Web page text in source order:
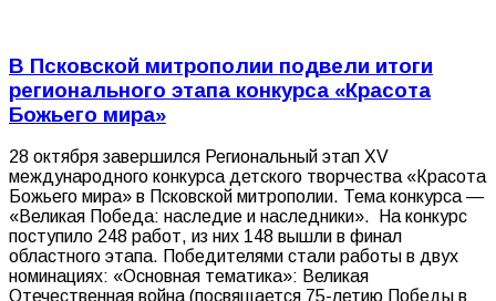
В Псковской митрополии подвели итоги
регионального этапа конкурса «Красота
Божьего мира»
28 октября завершился Региональный этап XV
международного конкурса детского творчества «Красота
Божьего мира» в Псковской митрополии. Тема конкурса —
«Великая Победа: наследие и наследники». На конкурс
поступило 248 работ, из них 148 вышли в финал
областного этапа. Победителями стали работы в двух
номинациях: «Основная тематика»: Великая
Отечественная война (посвящается 75-летию Победы в